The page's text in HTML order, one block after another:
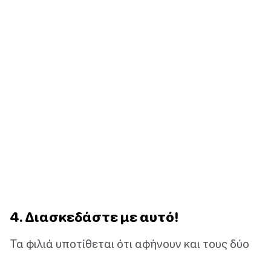
4. Διασκεδάστε με αυτό!
Τα φιλιά υποτίθεται ότι αφήνουν και τους δύο